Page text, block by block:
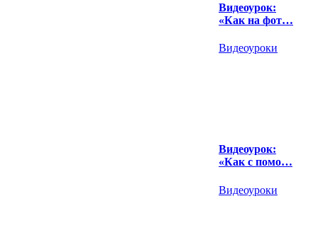
Видеоурок:
«Как на фот…
Видеоуроки
Видеоурок:
«Как с помо…
Видеоуроки